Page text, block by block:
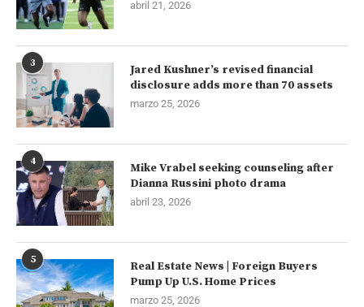
abril 21, 2026
3
Jared Kushner’s revised financial
disclosure adds more than 70 assets
marzo 25, 2026
4
Mike Vrabel seeking counseling after
Dianna Russini photo drama
abril 23, 2026
5
Real Estate News | Foreign Buyers
Pump Up U.S. Home Prices
marzo 25, 2026